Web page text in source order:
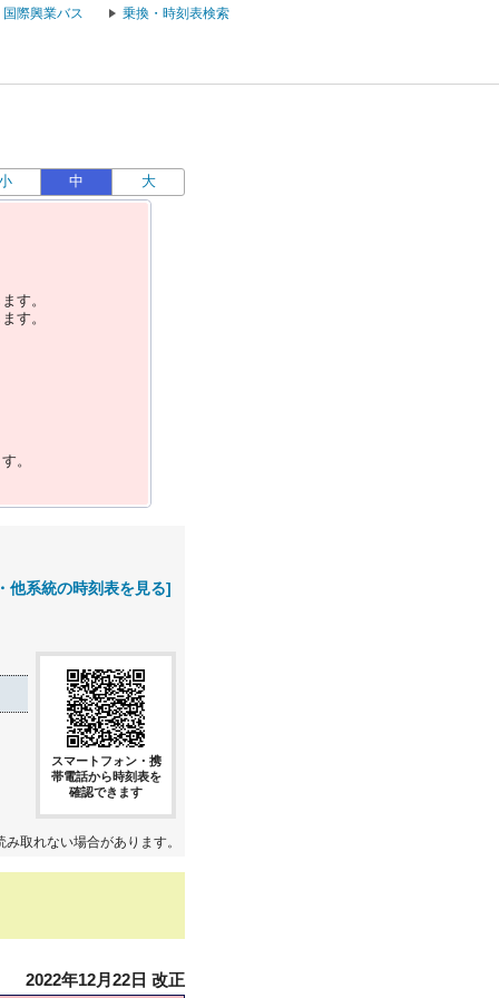
国際興業バス 乗換・時刻表検索
中 大
す。
す。
。
他系統の時刻表を見る]
スマートフォン・携
帯電話から時刻表を
確認できます
取れない場合があります。
2022年12月22日 改正